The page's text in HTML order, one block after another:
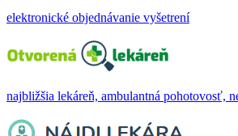
elektronické objednávanie vyšetrení
najbližšia lekáreň, ambulantná pohotovosť,